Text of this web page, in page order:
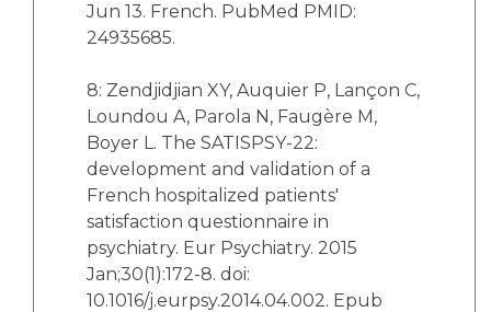
Jun 13. French. PubMed PMID:
24935685.
8: Zendjidjian XY, Auquier P, Lançon C,
Loundou A, Parola N, Faugère M,
Boyer L. The SATISPSY-22:
development and validation of a
French hospitalized patients'
satisfaction questionnaire in
psychiatry. Eur Psychiatry. 2015
Jan;30(1):172-8. doi:
10.1016/j.eurpsy.2014.04.002. Epub